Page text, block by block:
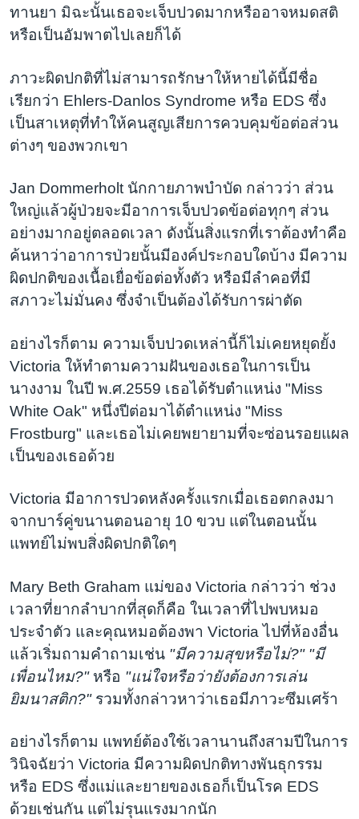
ทานยา มิฉะนั้นเธอจะเจ็บปวดมากหรืออาจหมดสติ
หรือเป็นอัมพาตไปเลยก็ได้
ภาวะผิดปกติที่ไม่สามารถรักษาให้หายได้นี้มีชื่อ
เรียกว่า Ehlers-Danlos Syndrome หรือ EDS ซึ่ง
เป็นสาเหตุที่ทำให้คนสูญเสียการควบคุมข้อต่อส่วน
ต่างๆ ของพวกเขา
Jan Dommerholt นักกายภาพบำบัด กล่าวว่า ส่วน
ใหญ่แล้วผู้ป่วยจะมีอาการเจ็บปวดข้อต่อทุกๆ ส่วน
อย่างมากอยู่ตลอดเวลา ดังนั้นสิ่งแรกที่เราต้องทำคือ
ค้นหาว่าอาการป่วยนั้นมีองค์ประกอบใดบ้าง มีความ
ผิดปกติของเนื้อเยื่อข้อต่อทั้งตัว หรือมีลำคอที่มี
สภาวะไม่มั่นคง ซึ่งจำเป็นต้องได้รับการผ่าตัด
อย่างไรก็ตาม ความเจ็บปวดเหล่านี้ก็ไม่เคยหยุดยั้ง
Victoria ให้ทำตามความฝันของเธอในการเป็น
นางงาม ในปี พ.ศ.2559 เธอได้รับตำแหน่ง "Miss
White Oak" หนึ่งปีต่อมาได้ตำแหน่ง "Miss
Frostburg" และเธอไม่เคยพยายามที่จะซ่อนรอยแผล
เป็นของเธอด้วย
Victoria มีอาการปวดหลังครั้งแรกเมื่อเธอตกลงมา
จากบาร์คู่ขนานตอนอายุ 10 ขวบ แต่ในตอนนั้น
แพทย์ไม่พบสิ่งผิดปกติใดๆ
Mary Beth Graham แม่ของ Victoria กล่าวว่า ช่วง
เวลาที่ยากลำบากที่สุดก็คือ ในเวลาที่ไปพบหมอ
ประจำตัว และคุณหมอต้องพา Victoria ไปที่ห้องอื่น
แล้วเริ่มถามคำถามเช่น "มีความสุขหรือไม่?" "มี
เพื่อนไหม?"หรือ "แน่ใจหรือว่ายังต้องการเล่น
ยิมนาสติก?" รวมทั้งกล่าวหาว่าเธอมีภาวะซึมเศร้า
อย่างไรก็ตาม แพทย์ต้องใช้เวลานานถึงสามปีในการ
วินิจฉัยว่า Victoria มีความผิดปกติทางพันธุกรรม
หรือ EDS ซึ่งแม่และยายของเธอก็เป็นโรค EDS
ด้วยเช่นกัน แต่ไม่รุนแรงมากนัก